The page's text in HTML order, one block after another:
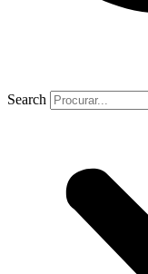
Search